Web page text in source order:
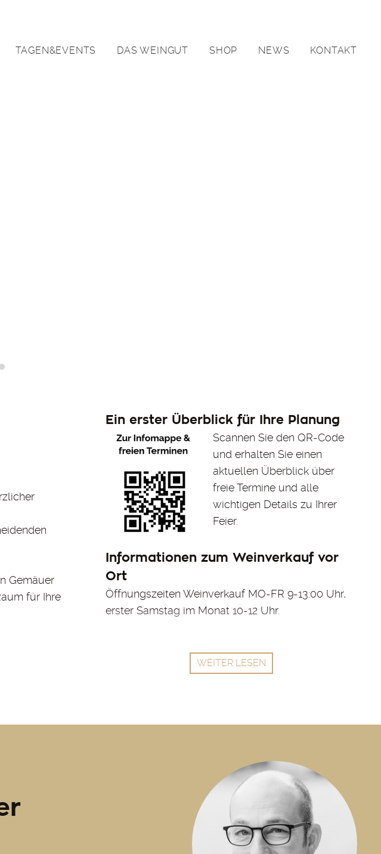
TAGEN&EVENTS DAS WEINGUT SHOP NEWS KONTAKT
Gemäuer
für Ihre
Ein erster Überblick für Ihre Planung
Scannen Sie den QR-Code
und erhalten Sie einen
aktuellen Überblick über
freie Termine und alle
wichtigen Details zu Ihrer
Feier.
Informationen zum Weinverkauf vor
Ort
Öffnungszeiten Weinverkauf MO-FR 9-13:00 Uhr,
erster Samstag im Monat 10-12 Uhr.
WEITER LESEN